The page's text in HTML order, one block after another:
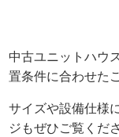
中古ユニットハウ
置条件に合わせた
サイズや設備仕様
ジもぜひご覧くだ